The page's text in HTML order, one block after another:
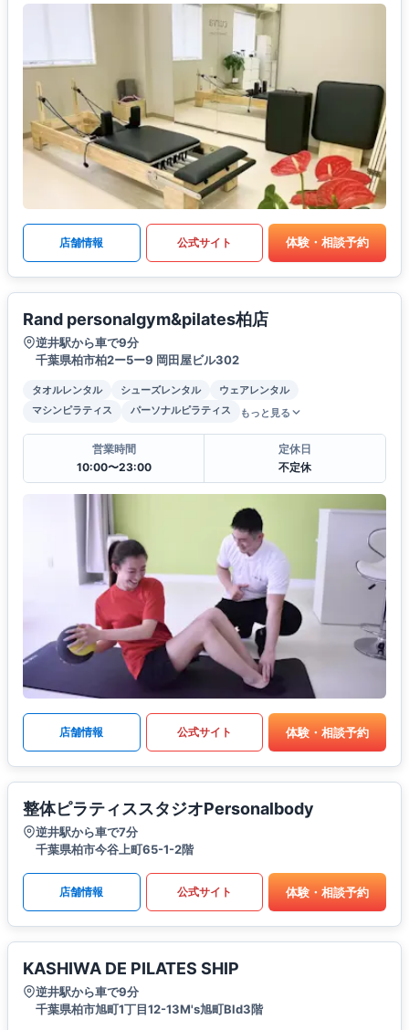
店舗情報 公式サイト 体験・相談予約
Rand personalgym&pilates柏店
逆井駅から車で9分
千葉県柏市柏2ー5ー9 岡田屋ビル302
タオルレンタル シューズレンタル
ウェアレンタル
マシンピラティス
パーソナルピラティス もっと見る
営業時間
10:00〜23:00
定休日
不定休
店舗情報 公式サイト 体験・相談予約
整体ピラティススタジオPersonalbody
逆井駅から車で7分
千葉県柏市今谷上町65-1-2階
店舗情報 公式サイト 体験・相談予約
KASHIWA DE PILATES SHIP
逆井駅から車で9分
千葉県柏市旭町1丁目12-13M's旭町Bld3階